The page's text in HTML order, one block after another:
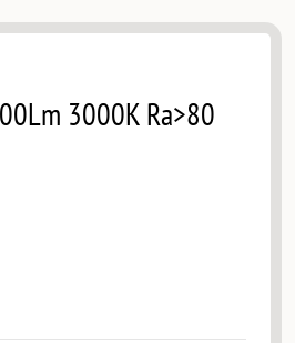
3000K Ra>80